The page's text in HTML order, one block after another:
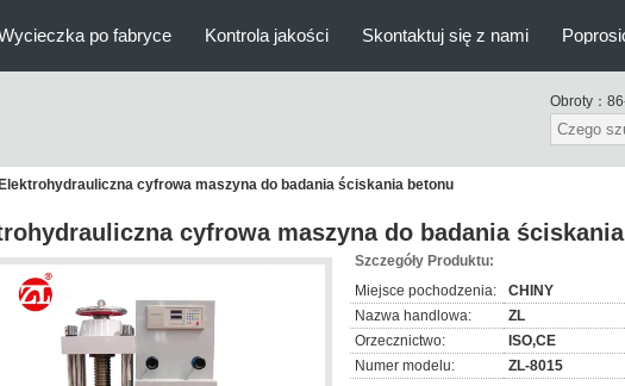
po fabryce Kontrola jakości Skontaktuj się z nami
Obroty：
Elektrohydrauliczna cyfrowa maszyna do badania ściskania betonu
cyfrowa maszyna do badania
Szczegóły Produktu:
Miejsce pochodzenia:
CHINY
Nazwa handlowa:
ZL
Orzecznictwo:
ISO,CE
Numer modelu:
ZL-8015